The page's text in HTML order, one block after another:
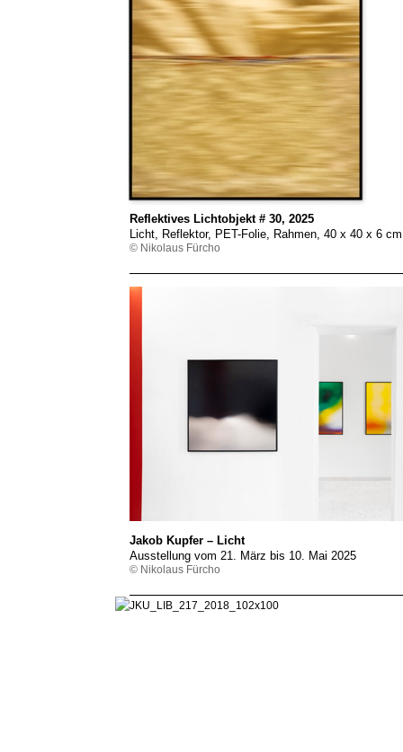
Reflektives Lichtobjekt # 30, 2025
Licht, Reflektor, PET-Folie, Rahmen, 40 x 40 x 6
© Nikolaus Fürcho
Jakob Kupfer – Licht
Ausstellung vom 21. März bis 10. Mai 2025
© Nikolaus Fürcho